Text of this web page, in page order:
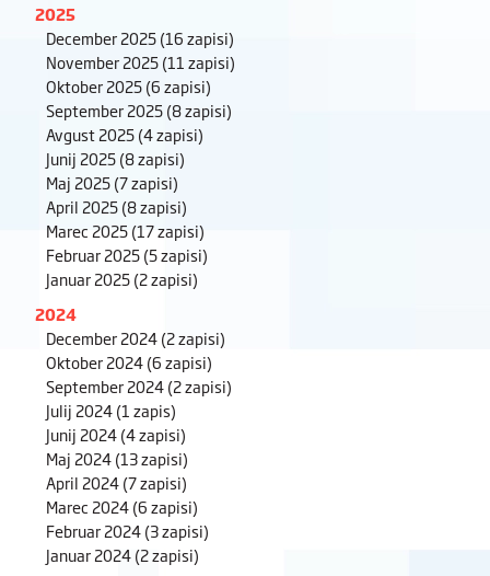
2025
December 2025(16 zapisi)
November 2025(11 zapisi)
Oktober 2025(6 zapisi)
September 2025(8 zapisi)
Avgust 2025(4 zapisi)
Junij 2025(8 zapisi)
Maj 2025(7 zapisi)
April 2025(8 zapisi)
Marec 2025(17 zapisi)
Februar 2025(5 zapisi)
Januar 2025(2 zapisi)
2024
December 2024(2 zapisi)
Oktober 2024(6 zapisi)
September 2024(2 zapisi)
Julij 2024(1 zapis)
Junij 2024(4 zapisi)
Maj 2024(13 zapisi)
April 2024(7 zapisi)
Marec 2024(6 zapisi)
Februar 2024(3 zapisi)
Januar 2024(2 zapisi)